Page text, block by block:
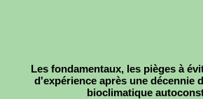
Les fondamentaux, les pièges à
d'expérience après une décennie
bioclimatique